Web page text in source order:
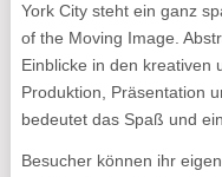
York City steht ein ganz
of the Moving Image.
Einblicke in den kreativen
Produktion, Präsentation
bedeutet das Spaß und
Besucher können ihr